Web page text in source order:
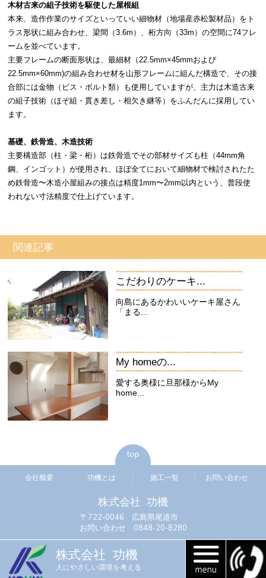
株式会社 功機
人にやさしい環境を考える
木材古来の組子技術を駆使した屋根組
本来、造作作業のサイズといっていい細物材（地場産赤松製材品）をト
ラス形状に組み合わせ、梁間（3.6m）、桁方向（33m）の空間に74フレ
ームを並べています。
主要フレームの断面形状は、最細材（22.5mm×45mmおよび
22.5mm×60mm)の組み合わせ材を山形フレームに組んだ構造で、その接
合部には金物（ビス・ボルト類）も使用していますが、主力は木造古来
の組子技術（ほぞ組・貫き差し・相欠き継等）をふんだんに採用してい
ます。
基礎、鉄骨造、木造技術
主要構造部（柱・梁・桁）は鉄骨造でその部材サイズも柱（44mm角
鋼、インゴット）が使用され、ほぼ全てにおいて細物材で検討されたた
め鉄骨造〜木造小屋組みの接点は精度1mm〜2mm以内という、普段使
われない寸法精度で仕上げています。
関連記事
こだわりのケーキ...
向島にあるかわいいケーキ屋さん
「まる...
My homeの...
愛する奥様に旦那様からMy
home...
top
会社概要 功機とは 施工一覧 お問い合わせ
株式会社 功機
〒722-0046 広島県尾道市
お問い合わせ 0848-20-8280